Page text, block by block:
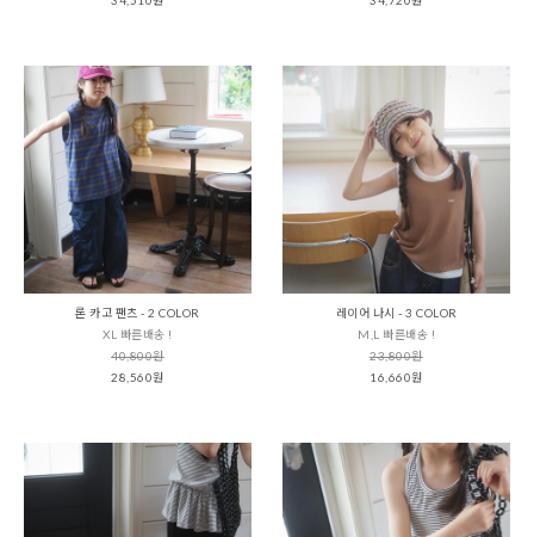
론 카고 팬츠 - 2 COLOR
XL 빠른배송 !
40,800원
28,560원
레이어 나시 - 3 COLOR
M,L 빠른배송 !
23,800원
16,660원